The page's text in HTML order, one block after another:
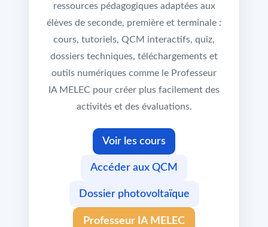
ressources pédagogiques adaptées aux
élèves de seconde, première et terminale :
cours, tutoriels, QCM interactifs, quiz,
dossiers techniques, téléchargements et
outils numériques comme le Professeur
IA MELEC pour créer plus facilement des
activités et des évaluations.
Voir les cours
Accéder aux QCM
Dossier photovoltaïque
Professeur IA MELEC